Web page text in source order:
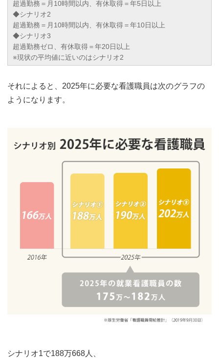
超過勤務＝月10時間以内、有休取得＝年5日以上
◆シナリオ2
超過勤務＝月10時間以内、有休取得＝年10日以上
◆シナリオ3
超過勤務ゼロ、有休取得＝年20日以上
※現状の平均値に近いのはシナリオ2
それによると、2025年に必要な看護職員は次のグラフの
ようになります。
シナリオ1で188万668人、